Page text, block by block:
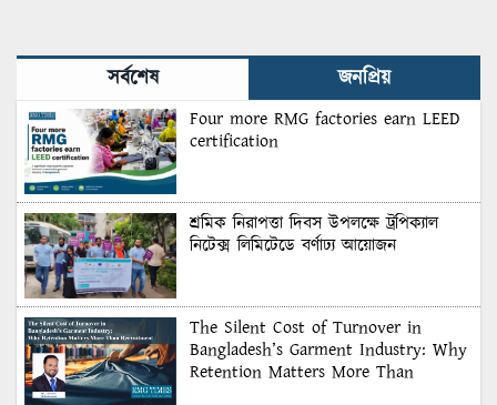
সর্বশেষ জনপ্রিয়
Four more RMG factories earn LEED
certification
শ্রমিক নিরাপত্তা দিবস উপলক্ষে ট্রপিক্যাল
নিটেক্স লিমিটেডে বর্ণাঢ্য আয়োজন
The Silent Cost of Turnover in
Bangladesh’s Garment Industry: Why
Retention Matters More Than